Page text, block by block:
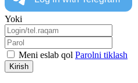
Yoki
Meni eslab qol Parolni tiklash
Kirish